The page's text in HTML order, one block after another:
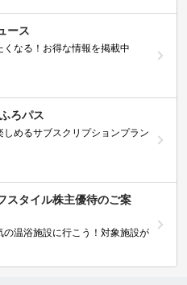
ース
くなる！お得な情報を掲載中
ろパス
しめるサブスクリプションプラン
スタイル株主優待のご案
の温浴施設に行こう！対象施設が